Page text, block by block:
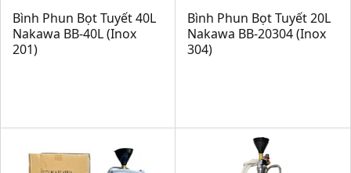
Bình Phun Bọt Tuyết 40L
Nakawa BB-40L (Inox
201)
Bình Phun Bọt Tuyết 20L
Nakawa BB-20304 (Inox
304)